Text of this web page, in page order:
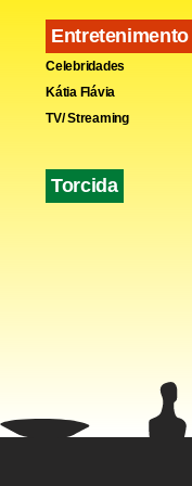
Entretenimento
Celebridades
Kátia Flávia
TV/ Streaming
Torcida